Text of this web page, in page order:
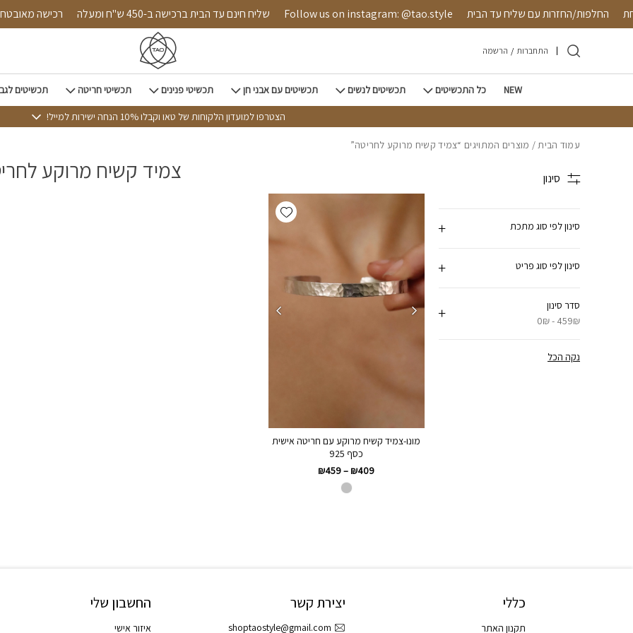
Skip to Contentהחלפות/החזרות עם שליח עד הבית Follow us on instagram: @tao.style שליח חינם עד הבית ברכישה ב-450 ש"ח ומעלה רכישה
התחברות / הרשמה
NEW כל התכשיטים תכשיטים לנשים תכשיטים עם אבני חן תכשיטי פנינים תכשיטי חריטה תכשיטים
הצטרפו למועדון הלקוחות של טאו וקבלו 10% הנחה ישירות למייל!
עמוד הבית/ מוצרים המתויגים “צמיד קשיח מרוקע לחריטה”
צמיד קשיח מרוקע סינון
סינון לפי סוג מתכת
סינון לפי סוג פריט
סדר סינון
0₪ - 459₪
נקה הכל
Add wishlist
מונו-צמיד קשיח מרוקע עם חריטה אישית
כסף 925
₪409
–
₪459
כללי
תקנון האתר
החשבון שלי
איזור אישי
יצירת קשר
shoptaostyle@gmail.com
בחזרה למעלה